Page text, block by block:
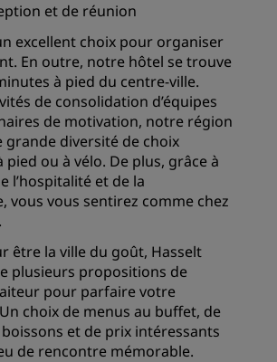
et de réunion
excellent choix pour organiser
En outre, notre hôtel se trouve
à pied du centre-ville.
de consolidation d’équipes
de motivation, notre région
grande diversité de choix
pied ou à vélo. De plus, grâce à
l’hospitalité et de la
vous vous sentirez comme chez
être la ville du goût, Hasselt
plusieurs propositions de
pour parfaire votre
choix de menus au buffet, de
et de prix intéressants
de rencontre mémorable.